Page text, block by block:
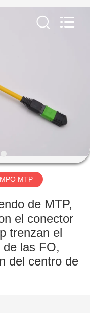
MTP
de MTP,
el conector
trenzan el
de las FO,
del centro de